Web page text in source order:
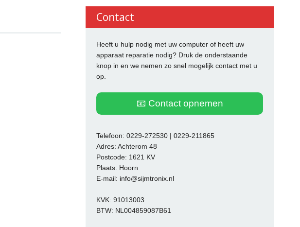
Contact
Heeft u hulp nodig met uw computer of heeft uw
apparaat reparatie nodig? Druk de onderstaande
knop in en we nemen zo snel mogelijk contact met u
op.
📧 Contact opnemen
Telefoon: 0229-272530 | 0229-211865
Adres: Achterom 48
Postcode: 1621 KV
Plaats: Hoorn
E-mail: info@sijmtronix.nl
KVK: 91013003
BTW: NL004859087B61